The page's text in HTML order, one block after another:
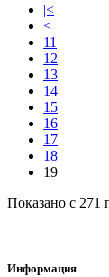
|<
<
11
12
13
14
15
16
17
18
19
Показано с 271
Информация